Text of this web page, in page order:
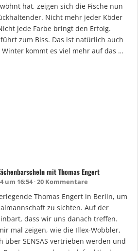
hat, zeigen sich die Fische nun
Nicht mehr jeder Köder
jede Farbe bringt den Erfolg.
zum Biss. Das ist natürlich auch
kommt es viel mehr auf das …
mit Thomas Engert
um 16:54 20 Kommentare
Thomas Engert in Berlin, um
zu sichten. Auf der
dass wir uns danach treffen.
mal zeigen, wie die Illex-Wobbler,
über SENSAS vertrieben werden und